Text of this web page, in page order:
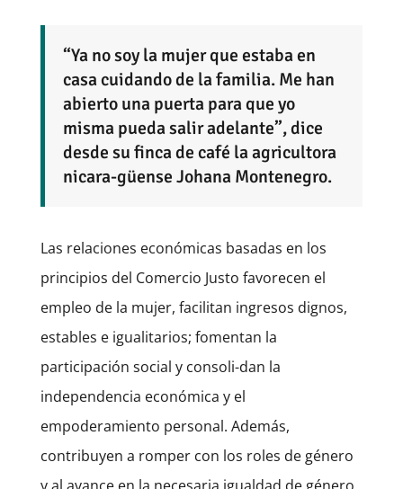
“Ya no soy la mujer que estaba en
casa cuidando de la familia. Me han
abierto una puerta para que yo
misma pueda salir adelante”, dice
desde su finca de café la agricultora
nicara-güense Johana Montenegro.
Las relaciones económicas basadas en los
principios del Comercio Justo favorecen el
empleo de la mujer, facilitan ingresos dignos,
estables e igualitarios; fomentan la
participación social y consoli-dan la
independencia económica y el
empoderamiento personal. Además,
contribuyen a romper con los roles de género